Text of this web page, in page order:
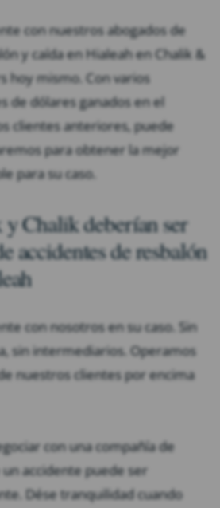
con nuestros abogados de
y caída en Hialeah en Chalik &
hoy mismo. Con varios
de dólares ganados en el
clientes anteriores, puede
para obtener la mejor
para su caso.
Chalik deberían ser
accidentes de resbalón
con nosotros en su caso. Sin
sin intermediarios. Operamos
nuestros clientes por encima
con una compañía de
accidente puede ser
Dése tranquilidad cuando